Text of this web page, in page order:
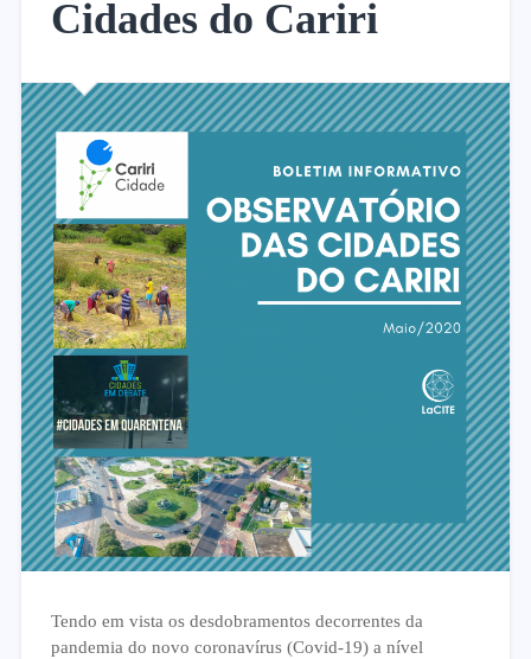
Cidades do Cariri
Tendo em vista os desdobramentos decorrentes da
pandemia do novo coronavírus (Covid-19) a nível